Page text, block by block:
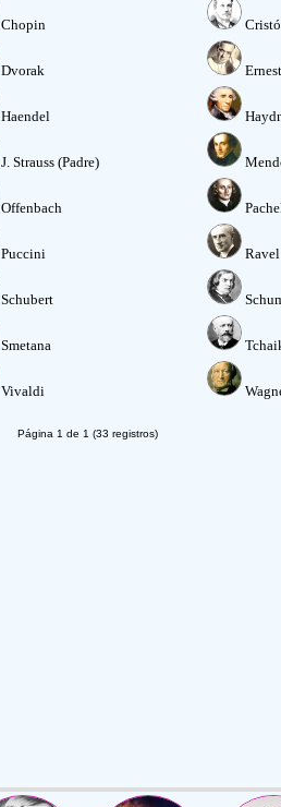
Chopin
Dvorak
Haendel
J. Strauss (Padre)
Offenbach
Puccini Ravel
Schubert
Smetana
Vivaldi
Página 1 de 1 (33 registros)